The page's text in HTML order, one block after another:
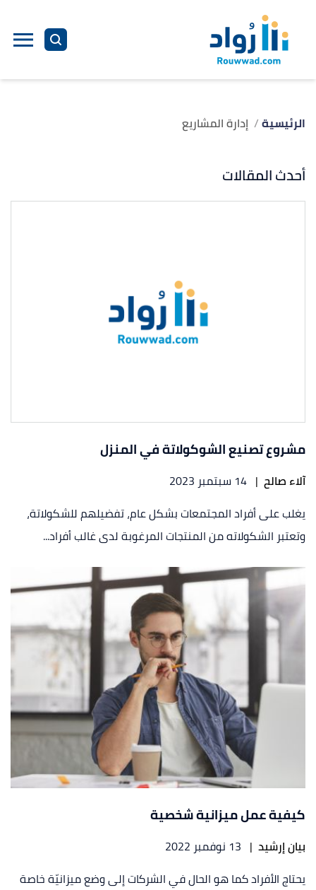
الرئيسية إدارة المشاريع
أحدث المقالات
مشروع تصنيع الشوكولاتة في المنزل
آلاء صالح | 14 سبتمبر 2023
يغلب على أفراد المجتمعات بشكل عام، تفضيلهم للشكولاتة،
وتعتبر الشكولاته من المنتجات المرغوبة لدى غالب أفراد...
كيفية عمل ميزانية شخصية
بيان إرشيد | 13 نوفمبر 2022
يحتاج الأفراد كما هو الحال في الشركات إلى وضع ميزانيّة خاصة